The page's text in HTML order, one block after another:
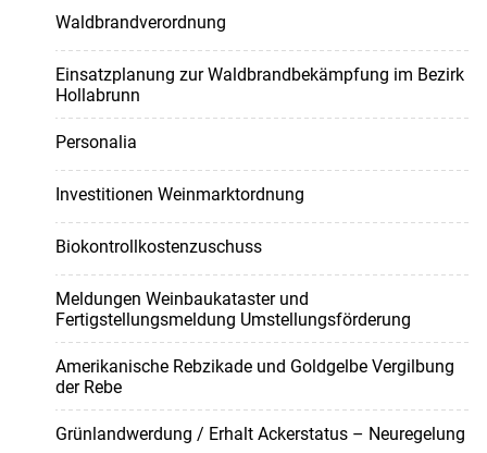
Waldbrandverordnung
Einsatzplanung zur Waldbrandbekämpfung im Bezirk
Hollabrunn
Personalia
Investitionen Weinmarktordnung
Biokontrollkostenzuschuss
Meldungen Weinbaukataster und
Fertigstellungsmeldung Umstellungsförderung
Amerikanische Rebzikade und Goldgelbe Vergilbung
der Rebe
Grünlandwerdung / Erhalt Ackerstatus – Neuregelung